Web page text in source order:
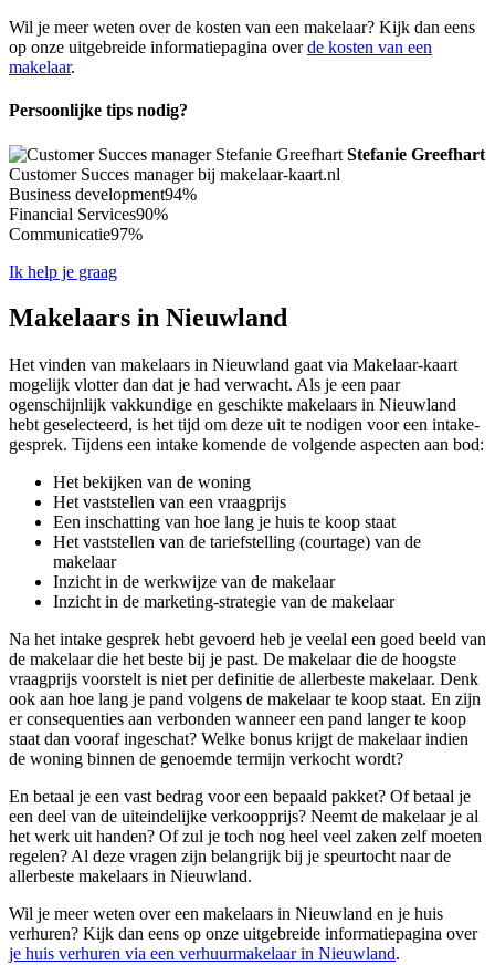
Wil je meer weten over de kosten van een makelaar? Kijk dan eens
op onze uitgebreide informatiepagina overde kosten van een
makelaar.
Persoonlijke tips nodig?
Stefanie Greefhart
Customer Succes manager bij makelaar-kaart.nl
Business development94%
Financial Services90%
Communicatie97%
Ik help je graag
Makelaars in Nieuwland
Het vinden van makelaars in Nieuwland gaat via Makelaar-kaart
mogelijk vlotter dan dat je had verwacht. Als je een paar
ogenschijnlijk vakkundige en geschikte makelaars in Nieuwland
hebt geselecteerd, is het tijd om deze uit te nodigen voor een intake-
gesprek. Tijdens een intake komende de volgende aspecten aan bod:
Het bekijken van de woning
Het vaststellen van een vraagprijs
Een inschatting van hoe lang je huis te koop staat
Het vaststellen van de tariefstelling (courtage) van de
makelaar
Inzicht in de werkwijze van de makelaar
Inzicht in de marketing-strategie van de makelaar
Na het intake gesprek hebt gevoerd heb je veelal een goed beeld van
de makelaar die het beste bij je past. De makelaar die de hoogste
vraagprijs voorstelt is niet per definitie de allerbeste makelaar. Denk
ook aan hoe lang je pand volgens de makelaar te koop staat. En zijn
er consequenties aan verbonden wanneer een pand langer te koop
staat dan vooraf ingeschat? Welke bonus krijgt de makelaar indien
de woning binnen de genoemde termijn verkocht wordt?
En betaal je een vast bedrag voor een bepaald pakket? Of betaal je
een deel van de uiteindelijke verkoopprijs? Neemt de makelaar je al
het werk uit handen? Of zul je toch nog heel veel zaken zelf moeten
regelen? Al deze vragen zijn belangrijk bij je speurtocht naar de
allerbeste makelaars in Nieuwland.
Wil je meer weten over een makelaars in Nieuwland en je huis
verhuren? Kijk dan eens op onze uitgebreide informatiepagina over
je huis verhuren via een verhuurmakelaar in Nieuwland.